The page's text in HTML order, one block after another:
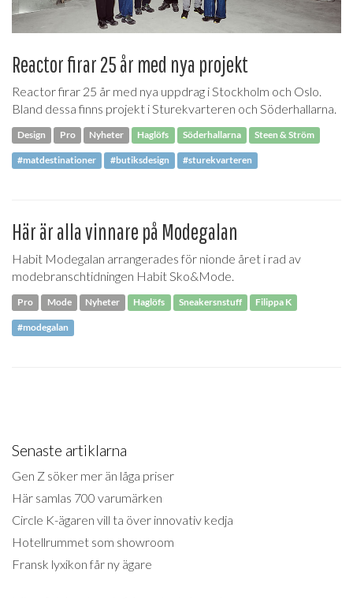
Reactor firar 25 år med nya projekt
Reactor firar 25 år med nya uppdrag i Stockholm och Oslo.
Bland dessa finns projekt i Sturekvarteren och Söderhallarna.
Design Pro Nyheter Haglöfs Söderhallarna Steen & Ström
#matdestinationer #butiksdesign #sturekvarteren
Här är alla vinnare på Modegalan
Habit Modegalan arrangerades för nionde året i rad av
modebranschtidningen Habit Sko&Mode.
Pro Mode Nyheter Haglöfs Sneakersnstuff Filippa K
#modegalan
Senaste artiklarna
Gen Z söker mer än låga priser
Här samlas 700 varumärken
Circle K-ägaren vill ta över innovativ kedja
Hotellrummet som showroom
Fransk lyxikon får ny ägare